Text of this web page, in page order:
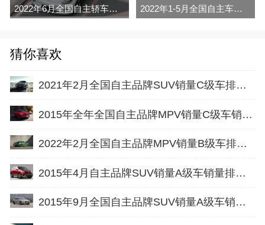
2022年6月全国自主轿车销量排行榜完整版 2022年1-5月全国自主车销量排行榜
猜你喜欢
2021年2月全国自主品牌SUV销量C级车排行榜完整版
2015年全年全国自主品牌MPV销量C级车销量排行榜完整版
2022年2月全国自主品牌MPV销量B级车排行榜完整版
2015年4月自主品牌SUV销量A级车销量排行榜
2015年9月全国自主品牌SUV销量A级车销量排行榜完整版